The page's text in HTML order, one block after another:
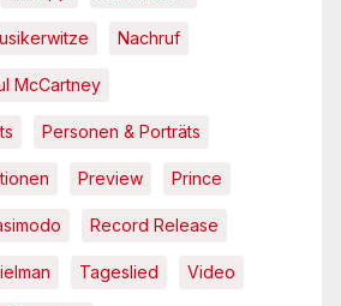
Nachruf
McCartney
Personen & Porträts
Preview Prince
Record Release
Tageslied Video